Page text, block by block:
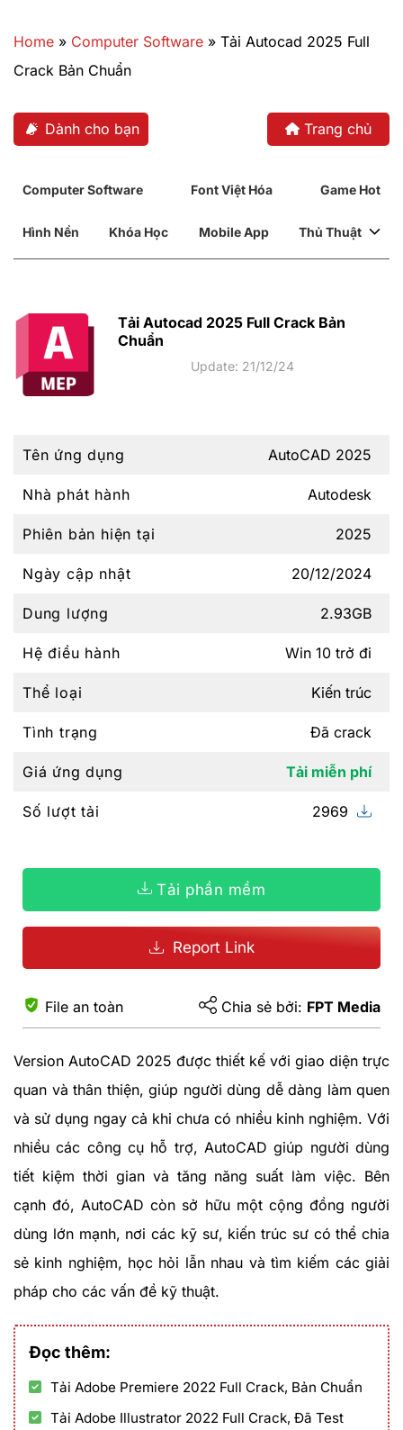
qua
dung
Home » Computer Software » Tải Autocad 2025 Full
Crack Bản Chuẩn
Dành cho bạn Trang chủ
Computer Software Font Việt Hóa Game Hot
Hình Nền Khóa Học Mobile App Thủ Thuật
Tải Autocad 2025 Full Crack Bản
Chuẩn
Update: 21/12/24
Tên ứng dụng AutoCAD 2025
Nhà phát hành Autodesk
Phiên bản hiện tại 2025
Ngày cập nhật 20/12/2024
Dung lượng 2.93GB
Hệ điều hành Win 10 trở đi
Thể loại Kiến trúc
Tình trạng Đã crack
Giá ứng dụng Tải miễn phí
Số lượt tải 2969
Tải phần mềm
Report Link
File an toàn Chia sẻ bởi: FPT Media
Version AutoCAD 2025 được thiết kế với giao diện trực
quan và thân thiện, giúp người dùng dễ dàng làm quen
và sử dụng ngay cả khi chưa có nhiều kinh nghiệm. Với
nhiều các công cụ hỗ trợ, AutoCAD giúp người dùng
tiết kiệm thời gian và tăng năng suất làm việc. Bên
cạnh đó, AutoCAD còn sở hữu một cộng đồng người
dùng lớn mạnh, nơi các kỹ sư, kiến trúc sư có thể chia
sẻ kinh nghiệm, học hỏi lẫn nhau và tìm kiếm các giải
pháp cho các vấn đề kỹ thuật.
Đọc thêm:
Tải Adobe Premiere 2022 Full Crack, Bản Chuẩn
Tải Adobe Illustrator 2022 Full Crack, Đã Test